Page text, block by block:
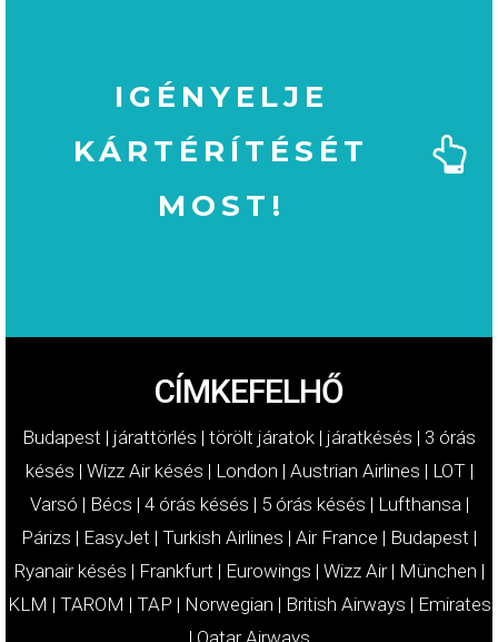
IGÉNYELJE
KÁRTÉRÍTÉSÉT
MOST!
CÍMKEFELHŐ
Budapest | járattörlés | törölt járatok | járatkésés | 3 órás
késés | Wizz Air késés | London | Austrian Airlines | LOT|
Varsó | Bécs | 4 órás késés | 5 órás késés | Lufthansa |
Párizs | EasyJet | Turkish Airlines | Air France | Budapest |
Ryanair késés | Frankfurt | Eurowings | Wizz Air| München |
KLM | TAROM | TAP | Norwegian | British Airways | Emirates
| Qatar Airways